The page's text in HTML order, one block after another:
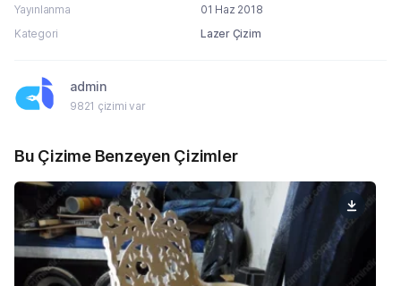
Yayınlanma
01 Haz 2018
Kategori
Lazer Çizim
admin
9821 çizimi var
Bu Çizime Benzeyen Çizimler